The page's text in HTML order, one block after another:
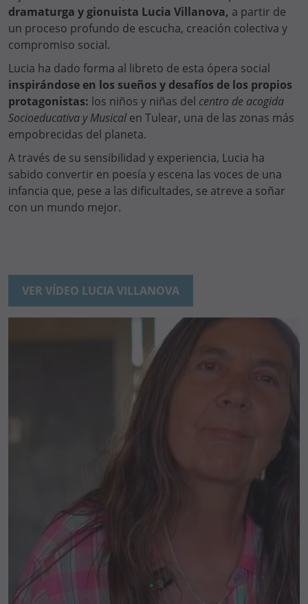
dramaturga y gionuista Lucia Villanova, a partir de
un proceso profundo de escucha, creación colectiva y
compromiso social.
Lucia ha dado forma al libreto de esta ópera social
inspirándose en los sueños y desafíos de los propios
protagonistas: los niños y niñas del centro de acogida
Socioeducativa y Musical en Tulear, una de las zonas más
empobrecidas del planeta.
A través de su sensibilidad y experiencia, Lucia ha
sabido convertir en poesía y escena las voces de una
infancia que, pese a las dificultades, se atreve a soñar
con un mundo mejor.
VER VÍDEO LUCIA VILLANOVA